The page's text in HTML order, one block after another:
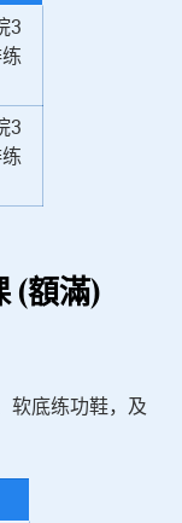
3
3
(額滿)
软底练功鞋，及